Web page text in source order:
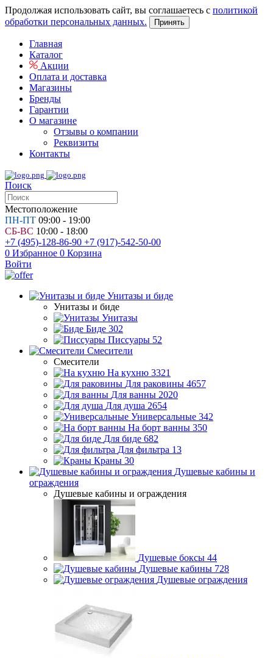
Продолжая использовать сайт, вы соглашаетесь с политикой
обработки персональных данных.
Принять
Главная
Каталог
Акции
Оплата и доставка
Магазины
Бренды
Гарантии
О магазине
Отзывы о компании
Реквизиты
Контакты
Поиск
Местоположение
ПН-ПТ 09:00 - 19:00
СБ-ВС 10:00 - 18:00
+7 (495)-128-86-90 +7 (917)-542-50-00
0 Избранное 0 Корзина
Войти
Унитазы и биде
Унитазы и биде
Унитазы
Биде 302
Писсуары 52
Смесители
Смесители
На кухню 3321
Для раковины 4657
Для ванны 2020
Для душа 2654
Универсальные 342
На борт ванны 350
Для биде 682
Для фильтра 13
Краны 30
Душевые кабины и
ограждения
Душевые кабины и ограждения
Душевые боксы 44
Душевые кабины 728
Душевые ограждения